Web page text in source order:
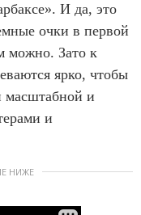
И да, это
очки в первой
можно. Зато к
ярко, чтобы
масштабной и
и
НИЖЕ